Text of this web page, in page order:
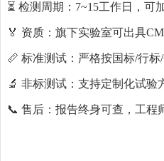
⏳ 检测周期：7~15工作日，可
🏅 资质：旗下实验室可出具
📏 标准测试：严格按国标/行标
🔬 非标测试：支持定制化试验
📞 售后：报告终身可查，工程